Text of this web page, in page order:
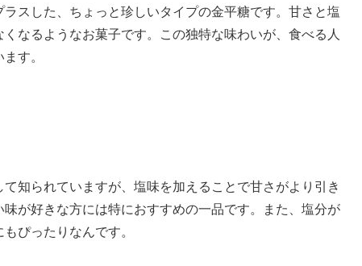
スした、ちょっと珍しいタイプの金平糖です。甘さと塩
なるようなお菓子です。この独特な味わいが、食べる人
す。
知られていますが、塩味を加えることで甘さがより引き
が好きな方には特におすすめの一品です。また、塩分が
ぴったりなんです。